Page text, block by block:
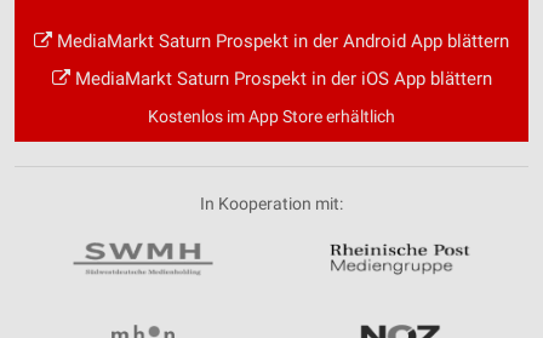
MediaMarkt Saturn Prospekt in der Android App blättern
MediaMarkt Saturn Prospekt in der iOS App blättern
Kostenlos im App Store erhältlich
In Kooperation mit: